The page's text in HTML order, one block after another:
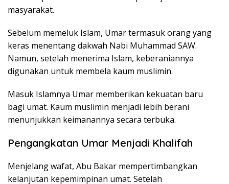
masyarakat.
Sebelum memeluk Islam, Umar termasuk orang yang
keras menentang dakwah Nabi Muhammad SAW.
Namun, setelah menerima Islam, keberaniannya
digunakan untuk membela kaum muslimin.
Masuk Islamnya Umar memberikan kekuatan baru
bagi umat. Kaum muslimin menjadi lebih berani
menunjukkan keimanannya secara terbuka.
Pengangkatan Umar Menjadi Khalifah
Menjelang wafat, Abu Bakar mempertimbangkan
kelanjutan kepemimpinan umat. Setelah